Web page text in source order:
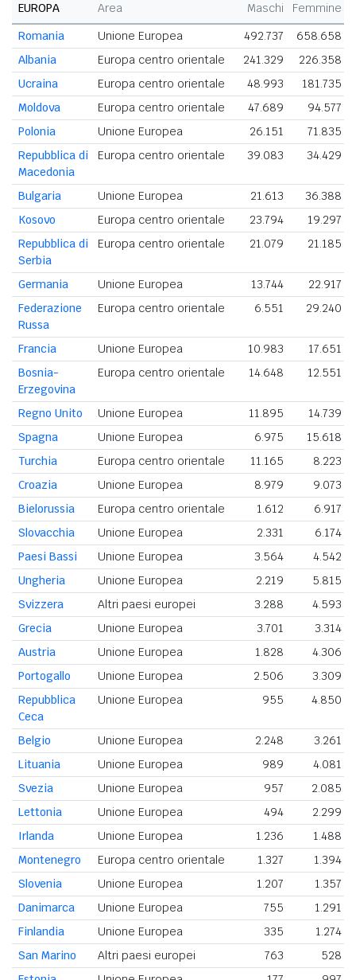
EUROPA Area Maschi
Femmine
Romania
Unione Europea 492.737 658.658
Albania
Europa centro orientale 241.329
226.358
Ucraina
Europa centro orientale 48.993
181.735
Moldova
Europa centro orientale 47.689
94.577
Polonia
Unione Europea 26.151
71.835
Repubblica di
Macedonia
Europa centro orientale 39.083 34.429
Bulgaria Unione Europea 21.613
36.388
Kosovo
Europa centro orientale 23.794
19.297
Repubblica di
Serbia
Europa centro orientale 21.079 21.185
Germania Unione Europea 13.744
22.917
Federazione
Russa
Europa centro orientale 6.551 29.240
Francia Unione Europea 10.983
17.651
Bosnia-
Erzegovina
Europa centro orientale 14.648 12.551
Regno Unito Unione Europea 11.895
14.739
Spagna
Unione Europea 6.975
15.618
Turchia
Europa centro orientale 11.165
8.223
Croazia
Unione Europea 8.979
9.073
Bielorussia
Europa centro orientale 1.612
6.917
Slovacchia
Unione Europea 2.331
6.174
Paesi Bassi
Unione Europea 3.564
4.542
Ungheria
Unione Europea 2.219
5.815
Svizzera
Altri paesi europei 3.288
4.593
Grecia
Unione Europea 3.701
3.314
Austria
Unione Europea 1.828
4.306
Portogallo
Unione Europea 2.506
3.309
Repubblica
Ceca
Unione Europea 955 4.850
Belgio Unione Europea 2.248
3.261
Lituania
Unione Europea 989
4.081
Svezia
Unione Europea 957
2.085
Lettonia
Unione Europea 494
2.299
Irlanda
Unione Europea 1.236
1.488
Montenegro
Europa centro orientale 1.327
1.394
Slovenia
Unione Europea 1.207
1.357
Danimarca
Unione Europea 755
1.291
Finlandia
Unione Europea 335
1.274
San Marino
Altri paesi europei 763
528